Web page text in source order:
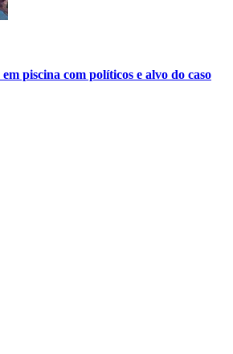
piscina com políticos e alvo do caso